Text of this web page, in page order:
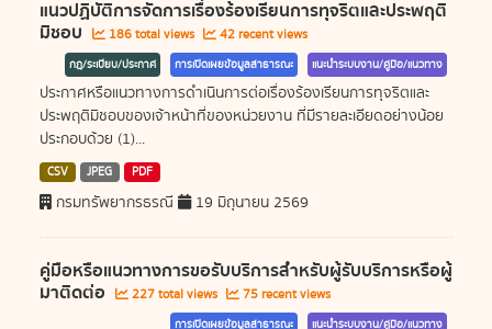
แนวปฏิบัติการจัดการเรื่องร้องเรียนการทุจริตและประพฤติ
มิชอบ 186 total views 42 recent views
กฎ/ระเบียบ/ประกาศ การเปิดเผยข้อมูลสาธารณะ แนะนำระบบงาน/คู่มือ/แนวทาง
ประกาศหรือแนวทางการดำเนินการต่อเรื่องร้องเรียนการทุจริตและ
ประพฤติมิชอบของเจ้าหน้าที่ของหน่วยงาน ที่มีรายละเอียดอย่างน้อย
ประกอบด้วย (1)...
CSV JPEG PDF
กรมทรัพยากรธรณี 19 มิถุนายน 2569
คู่มือหรือแนวทางการขอรับบริการสำหรับผู้รับบริการหรือผู้
มาติดต่อ 227 total views 75 recent views
การเปิดเผยข้อมูลสาธารณะ แนะนำระบบงาน/คู่มือ/แนวทาง